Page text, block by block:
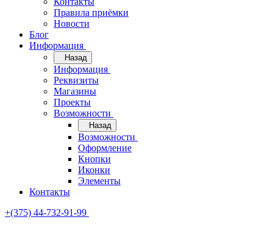
Правила приёмки
Новости
Блог
Информация
Назад
Информация
Реквизиты
Магазины
Проекты
Возможности
Назад
Возможности
Оформление
Кнопки
Иконки
Элементы
Контакты
+(375) 44-732-91-99